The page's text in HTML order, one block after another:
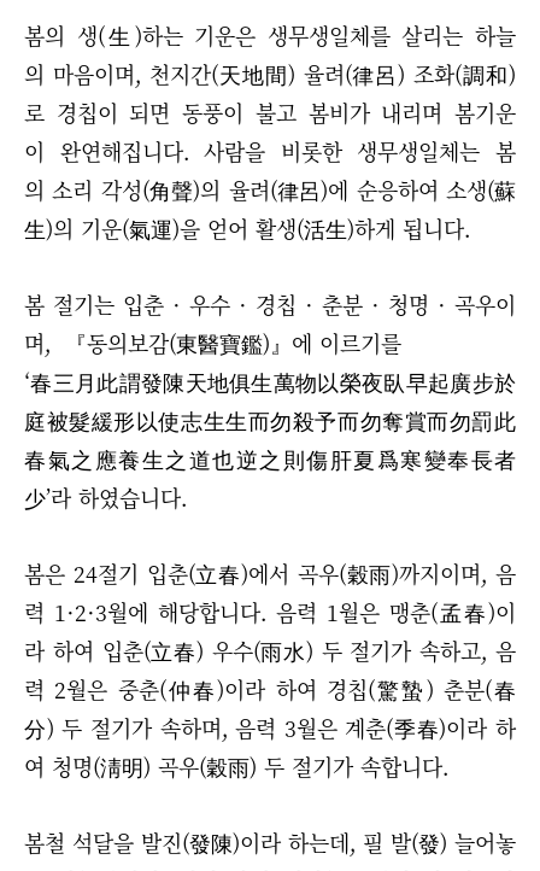
봄의 생(生)하는 기운은 생무생일체를 살리는 하늘
의 마음이며, 천지간(天地間) 율려(律呂) 조화(調和)
로 경칩이 되면 동풍이 불고 봄비가 내리며 봄기운
이 완연해집니다. 사람을 비롯한 생무생일체는 봄
의 소리 각성(角聲)의 율려(律呂)에 순응하여 소생(蘇
生)의 기운(氣運)을 얻어 활생(活生)하게 됩니다.
봄 절기는 입춘 · 우수 · 경칩 · 춘분 · 청명 · 곡우이
며, 『동의보감(東醫寶鑑)』에 이르기를
‘春三月此謂發陳天地俱生萬物以榮夜臥早起廣步於
庭被髮緩形以使志生生而勿殺予而勿奪賞而勿罰此
春氣之應養生之道也逆之則傷肝夏爲寒變奉長者
少’라 하였습니다.
봄은 24절기 입춘(立春)에서 곡우(穀雨)까지이며, 음
력 1·2·3월에 해당합니다. 음력 1월은 맹춘(孟春)이
라 하여 입춘(立春) 우수(雨水) 두 절기가 속하고, 음
력 2월은 중춘(仲春)이라 하여 경칩(驚蟄) 춘분(春
分) 두 절기가 속하며, 음력 3월은 계춘(季春)이라 하
여 청명(淸明) 곡우(穀雨) 두 절기가 속합니다.
봄철 석달을 발진(發陳)이라 하는데, 필 발(發) 늘어놓